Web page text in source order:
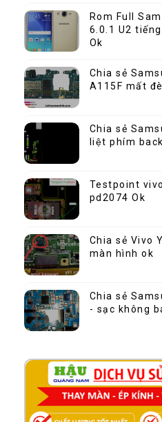
Rom Full
6.0.1 U2
Ok
Chia sẻ
A115F mất
Chia sẻ
liệt phím
Testpoint
pd2074 Ok
Chia sẻ Vivo
màn hình ok
Chia sẻ
- sạc không